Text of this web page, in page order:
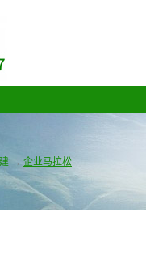
→ 企业马拉松